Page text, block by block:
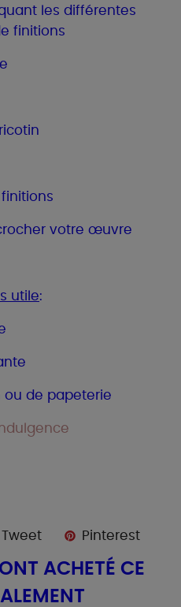
les différentes
finitions
votre œuvre
utile:
ou de papeterie
Tweet Pinterest
ACHETÉ CE